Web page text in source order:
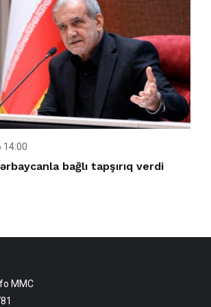
14:00
bağlı tapşırıq verdi
MMC